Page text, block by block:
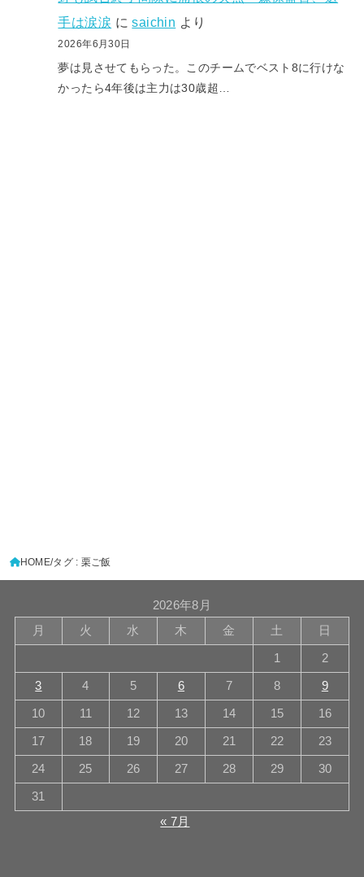
手は涙涙 にsaichin より
2026年6月30日
夢は見させてもらった。このチームでベスト8に行けな
かったら4年後は主力は30歳超…
HOME タグ : 栗ご飯
2026年8月
月
火 水 木 金 土 日
1 2
3 4 5 6 7 8 9
10 11 12 13 14 15 16
17 18 19 20 21 22 23
24 25 26 27 28 29 30
31
« 7月